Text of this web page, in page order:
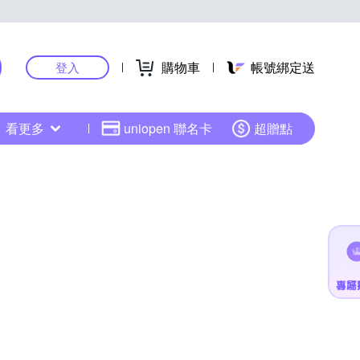
登入 購物車 帳號綁定送
看更多 uniopen 聯名卡 超贈點